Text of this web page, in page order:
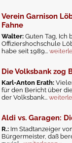
Verein Garnison
Fahne
Walter:Guten Tag, Ich
Offiziershochschule
habe seit 1989...
Die Volksbank zog
Karl-Anton Erath:
für den Bericht über
der Volksbank...
Aldi vs. Garagen:
R.: Im Stadtanzeiger
Bürgermeister, daß